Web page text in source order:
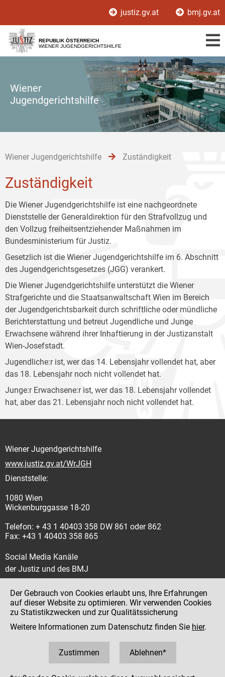
[1]
[2]
[3]
justiz.gv.at bmj.gv.at
REPUBLIK ÖSTERREICH
WIENER JUGENDGERICHTSHILFE
Wiener
Jugendgerichtshilfe
Wiener Jugendgerichtshilfe Zuständigkeit
Zuständigkeit
Die Wiener Jugendgerichtshilfe ist eine nachgeordnete
Dienststelle der Generaldirektion für den Strafvollzug und
den Vollzug freiheitsentziehender Maßnahmen im
Bundesministerium für Justiz.
Gesetzlich ist die Wiener Jugendgerichtshilfe im 6. Abschnitt
des Jugendgerichtsgesetzes (JGG) verankert.
Die Wiener Jugendgerichtshilfe unterstützt die Wiener
Strafgerichte und die Staatsanwaltschaft Wien im Bereich
der Jugendgerichtsbarkeit durch schriftliche oder mündliche
Berichterstattung und betreut Jugendliche und Junge
Erwachsene während ihrer Inhaftierung in der Justizanstalt
Wien-Josefstadt.
Jugendliche:r ist, wer das 14. Lebensjahr vollendet hat, aber
das 18. Lebensjahr noch nicht vollendet hat.
Junge:r Erwachsene:r ist, wer das 18. Lebensjahr vollendet
hat, aber das 21. Lebensjahr noch nicht vollendet hat.
Wiener Jugendgerichtshilfe
www.justiz.gv.at/WrJGH
Dienststelle:
1080 Wien
Wickenburggasse 18-20
Telefon: + 43 1 40403 358 DW 861 oder 862
Fax: +43 1 40403 358 865
Social Media Kanäle
der Justiz und des BMJ
Impressum
Datenschutz
Hinweisgeber:innenplattform (für Mitarbeiter:innen)
Der Gebrauch von Cookies erlaubt uns, Ihre Erfahrungen
auf dieser Website zu optimieren. Wir verwenden Cookies
zu Statistikzwecken und zur Qualitätssicherung
Weitere Informationen zum Datenschutz finden Sie hier.
Zustimmen Ablehnen*